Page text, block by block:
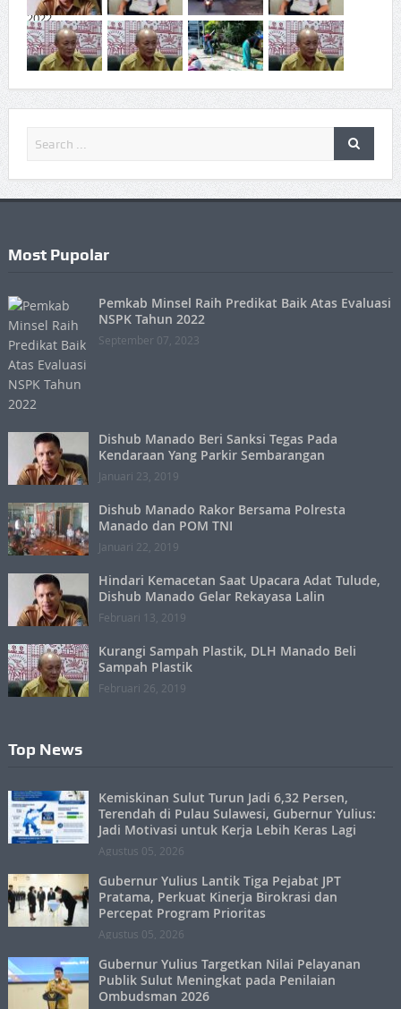
Most Pupolar
Pemkab Minsel Raih Predikat Baik Atas Evaluasi
NSPK Tahun 2022
September 07, 2023
Dishub Manado Beri Sanksi Tegas Pada
Kendaraan Yang Parkir Sembarangan
Januari 23, 2019
Dishub Manado Rakor Bersama Polresta
Manado dan POM TNI
Januari 22, 2019
Hindari Kemacetan Saat Upacara Adat Tulude,
Dishub Manado Gelar Rekayasa Lalin
Februari 13, 2019
Kurangi Sampah Plastik, DLH Manado Beli
Sampah Plastik
Februari 26, 2019
Top News
Kemiskinan Sulut Turun Jadi 6,32 Persen,
Terendah di Pulau Sulawesi, Gubernur Yulius:
Jadi Motivasi untuk Kerja Lebih Keras Lagi
Agustus 05, 2026
Gubernur Yulius Lantik Tiga Pejabat JPT
Pratama, Perkuat Kinerja Birokrasi dan
Percepat Program Prioritas
Agustus 05, 2026
Gubernur Yulius Targetkan Nilai Pelayanan
Publik Sulut Meningkat pada Penilaian
Ombudsman 2026